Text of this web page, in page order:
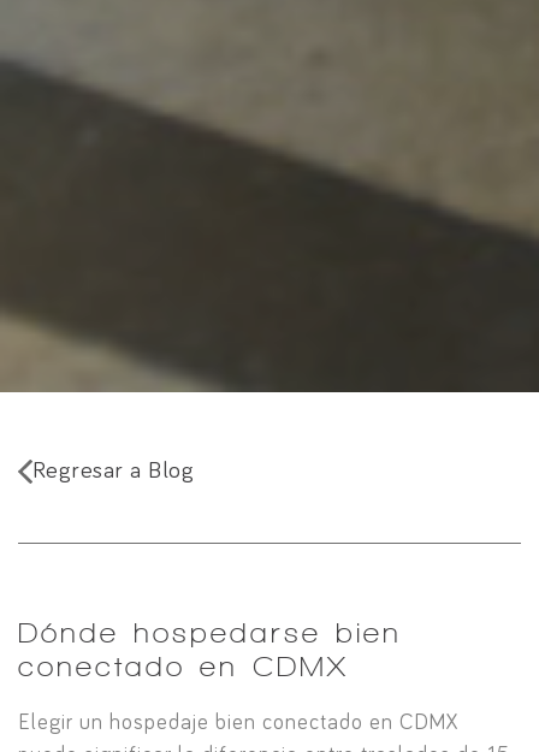
Regresar a Blog
Dónde hospedarse bien
conectado en CDMX
Elegir un hospedaje bien conectado en CDMX